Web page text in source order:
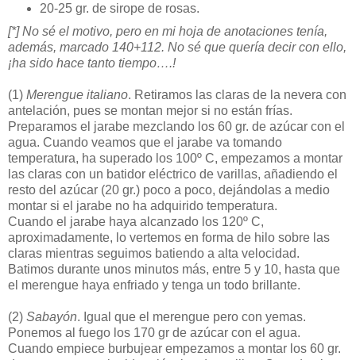
20-25 gr. de sirope de rosas.
[*] No sé el motivo, pero en mi hoja de anotaciones tenía,
además, marcado 140+112. No sé que quería decir con ello,
¡ha sido hace tanto tiempo….!
(1) Merengue italiano. Retiramos las claras de la nevera con
antelación, pues se montan mejor si no están frías.
Preparamos el jarabe mezclando los 60 gr. de azúcar con el
agua. Cuando veamos que el jarabe va tomando
temperatura, ha superado los 100º C, empezamos a montar
las claras con un batidor eléctrico de varillas, añadiendo el
resto del azúcar (20 gr.) poco a poco, dejándolas a medio
montar si el jarabe no ha adquirido temperatura.
Cuando el jarabe haya alcanzado los 120º C,
aproximadamente, lo vertemos en forma de hilo sobre las
claras mientras seguimos batiendo a alta velocidad.
Batimos durante unos minutos más, entre 5 y 10, hasta que
el merengue haya enfriado y tenga un todo brillante.
(2) Sabayón. Igual que el merengue pero con yemas.
Ponemos al fuego los 170 gr de azúcar con el agua.
Cuando empiece burbujear empezamos a montar los 60 gr.